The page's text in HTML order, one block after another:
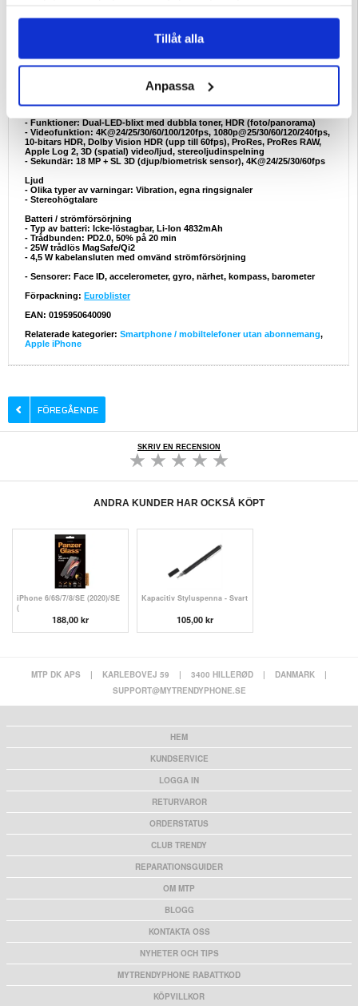
Tillåt alla
Anpassa
- Skydd: Keramisk sköld 2, Mohs nivå 5
48 MP, f/1,6, 24 mm (vidvinkel), 1/1,28", 1,22 µm, PDAF med dubbla pixlar,
48 MP, f/2,8, 100mm (periskop-tele), 1/2,55", 0,7µm, PDAF, 3D sensor-shift
48 MP, f/2,2, 13 mm, 120˚ (ultrabred), 1/2,55", 0,7 µm, PDAF
- Funktioner: Dual-LED-blixt med dubbla toner, HDR (foto/panorama)
- Videofunktion: 4K@24/25/30/60/100/120fps, 1080p@25/30/60/120/240fps,
10-bitars HDR, Dolby Vision HDR (upp till 60fps), ProRes, ProRes RAW,
Apple Log 2, 3D (spatial) video/ljud, stereoljudinspelning
- Sekundär: 18 MP + SL 3D (djup/biometrisk sensor), 4K@24/25/30/60fps
Ljud
- Olika typer av varningar: Vibration, egna ringsignaler
- Stereohögtalare
Batteri / strömförsörjning
- Typ av batteri: Icke-löstagbar, Li-Ion 4832mAh
- Trådbunden: PD2.0, 50% på 20 min
- 25W trådlös MagSafe/Qi2
- 4,5 W kabelansluten med omvänd strömförsörjning
- Sensorer: Face ID, accelerometer, gyro, närhet, kompass, barometer
Förpackning: Euroblister
EAN: 0195950640090
Relaterade kategorier: Smartphone / mobiltelefoner utan abonnemang,
Apple iPhone
SKRIV EN RECENSION
ANDRA KUNDER HAR OCKSÅ KÖPT
iPhone 6/6S/7/8/SE (2020)/SE
(
188,00 kr
Kapacitiv Styluspenna - Svart
105,00 kr
MTP DK APS | KARLEBOVEJ 59 | 3400 HILLERØD | DANMARK
|
SUPPORT@MYTRENDYPHONE.SE
HEM
KUNDSERVICE
LOGGA IN
RETURVAROR
ORDERSTATUS
CLUB TRENDY
REPARATIONSGUIDER
OM MTP
BLOGG
KONTAKTA OSS
NYHETER OCH TIPS
MYTRENDYPHONE RABATTKOD
KÖPVILLKOR